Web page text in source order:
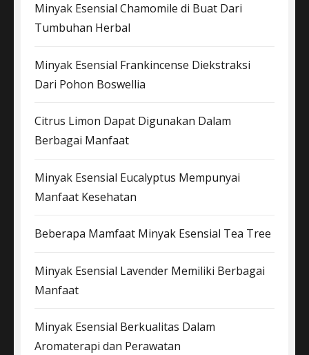
Minyak Esensial Chamomile di Buat Dari
Tumbuhan Herbal
Minyak Esensial Frankincense Diekstraksi
Dari Pohon Boswellia
Citrus Limon Dapat Digunakan Dalam
Berbagai Manfaat
Minyak Esensial Eucalyptus Mempunyai
Manfaat Kesehatan
Beberapa Mamfaat Minyak Esensial Tea Tree
Minyak Esensial Lavender Memiliki Berbagai
Manfaat
Minyak Esensial Berkualitas Dalam
Aromaterapi dan Perawatan